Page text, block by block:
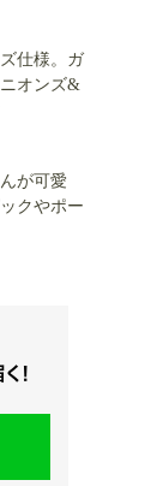
仕様。ガ
オンズ&
が可愛
クやポー